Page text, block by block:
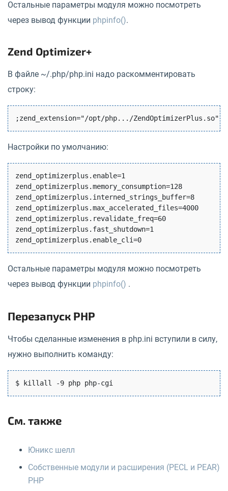
Остальные параметры модуля можно посмотреть
через вывод функции phpinfo().
Zend Optimizer+
В файле ~/.php/php.ini надо раскомментировать
строку:
Настройки по умолчанию:
zend_optimizerplus.enable=1
zend_optimizerplus.memory_consumption=128
zend_optimizerplus.interned_strings_buffer=8
zend_optimizerplus.max_accelerated_files=4000
zend_optimizerplus.revalidate_freq=60
zend_optimizerplus.fast_shutdown=1
Остальные параметры модуля можно посмотреть
через вывод функции phpinfo() .
Перезапуск PHP
Чтобы сделанные изменения в php.ini вступили в силу,
нужно выполнить команду:
См. также
Юникс шелл
Собственные модули и расширения (PECL и PEAR)
PHP